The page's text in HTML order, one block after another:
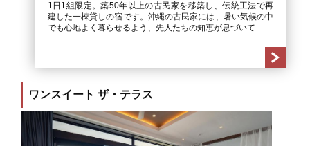
1日1組限定。築50年以上の古民家を移築し、伝統工法で再
建した一棟貸しの宿です。沖縄の古民家には、暑い気候の中
でも心地よく暮らせるよう、先人たちの知恵が息づいて...
ワンスイート ザ・テラス